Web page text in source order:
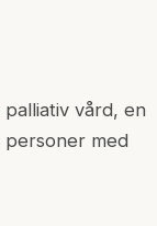
vård, en
personer med